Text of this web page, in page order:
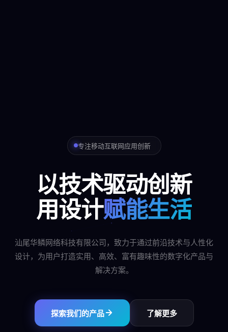
专注移动互联网应用创新
以技术驱动创新
用设计赋能生活
汕尾华鳞网络科技有限公司，致力于通过前沿技术与人性化
设计，为用户打造实用、高效、富有趣味性的数字化产品与
解决方案。
探索我们的产品 了解更多